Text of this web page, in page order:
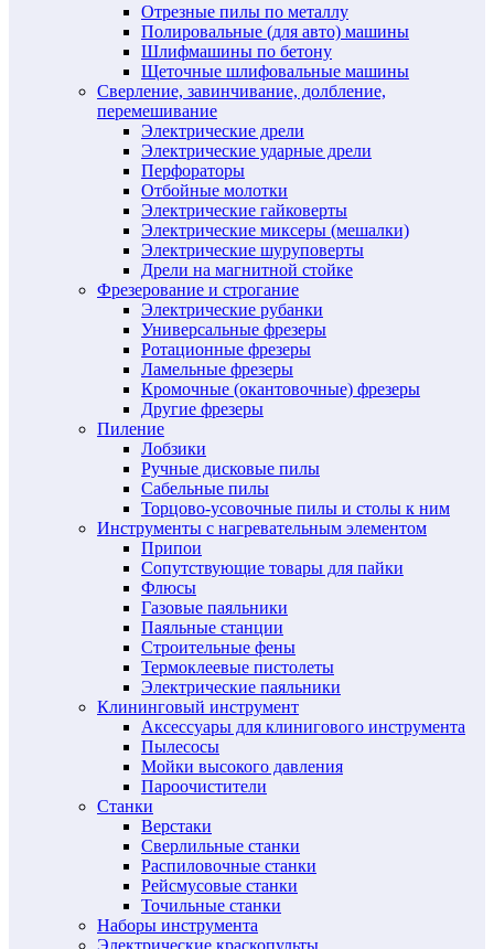
Отрезные пилы по металлу
Полировальные (для авто) машины
Шлифмашины по бетону
Щеточные шлифовальные машины
Сверление, завинчивание, долбление,
перемешивание
Электрические дрели
Электрические ударные дрели
Перфораторы
Отбойные молотки
Электрические гайковерты
Электрические миксеры (мешалки)
Электрические шуруповерты
Дрели на магнитной стойке
Фрезерование и строгание
Электрические рубанки
Универсальные фрезеры
Ротационные фрезеры
Ламельные фрезеры
Кромочные (окантовочные) фрезеры
Другие фрезеры
Пиление
Лобзики
Ручные дисковые пилы
Сабельные пилы
Торцово-усовочные пилы и столы к ним
Инструменты с нагревательным элементом
Припои
Сопутствующие товары для пайки
Флюсы
Газовые паяльники
Паяльные станции
Строительные фены
Термоклеевые пистолеты
Электрические паяльники
Клининговый инструмент
Аксессуары для клинигового инструмента
Пылесосы
Мойки высокого давления
Пароочистители
Станки
Верстаки
Сверлильные станки
Распиловочные станки
Рейсмусовые станки
Точильные станки
Наборы инструмента
Электрические краскопульты